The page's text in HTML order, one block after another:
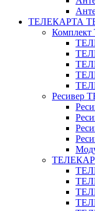
ТЕЛЕКАРТА
Ресивер